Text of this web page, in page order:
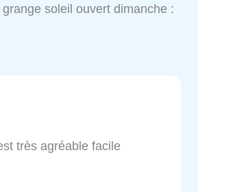
soleil ouvert dimanche :
très agréable facile